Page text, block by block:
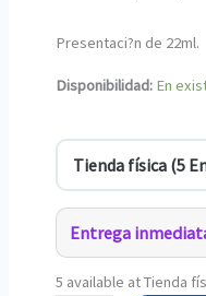
Presentaci?n de 22ml.
Disponibilidad: En
Entrega
5 available at Tienda